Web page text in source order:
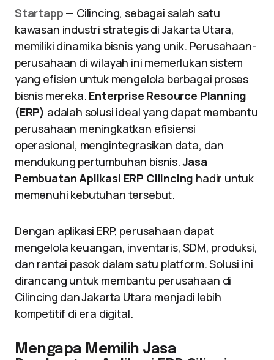
Startapp — Cilincing, sebagai salah satu
kawasan industri strategis di Jakarta Utara,
memiliki dinamika bisnis yang unik. Perusahaan-
perusahaan di wilayah ini memerlukan sistem
yang efisien untuk mengelola berbagai proses
bisnis mereka. Enterprise Resource Planning
(ERP) adalah solusi ideal yang dapat membantu
perusahaan meningkatkan efisiensi
operasional, mengintegrasikan data, dan
mendukung pertumbuhan bisnis.Jasa
Pembuatan Aplikasi ERP Cilincing hadir untuk
memenuhi kebutuhan tersebut.
Dengan aplikasi ERP, perusahaan dapat
mengelola keuangan, inventaris, SDM, produksi,
dan rantai pasok dalam satu platform. Solusi ini
dirancang untuk membantu perusahaan di
Cilincing dan Jakarta Utara menjadi lebih
kompetitif di era digital.
Mengapa Memilih Jasa